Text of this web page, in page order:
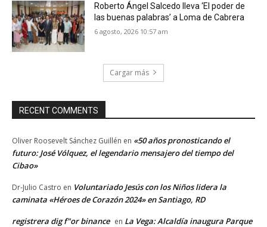
Roberto Ángel Salcedo lleva ‘El poder de
las buenas palabras’ a Loma de Cabrera
6 agosto, 2026 10:57 am
Cargar más
RECENT COMMENTS
Oliver Roosevelt Sánchez Guillén en «50 años pronosticando el
futuro: José Vólquez, el legendario mensajero del tiempo del
Cibao»
Dr-Julio Castro en Voluntariado Jesús con los Niños lidera la
caminata «Héroes de Corazón 2024» en Santiago, RD
registrera dig f"or binance en La Vega: Alcaldía inaugura Parque